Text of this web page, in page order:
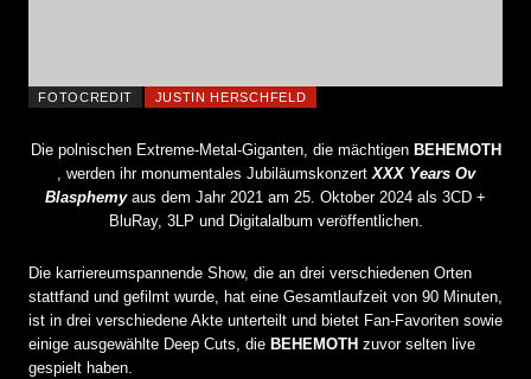
FOTOCREDIT JUSTIN HERSCHFELD
Die polnischen Extreme-Metal-Giganten, die mächtigen BEHEMOTH
, werden ihr monumentales Jubiläumskonzert XXX Years Ov
Blasphemyaus dem Jahr 2021 am 25. Oktober 2024 als 3CD +
BluRay, 3LP und Digitalalbum veröffentlichen.
Die karriereumspannende Show, die an drei verschiedenen Orten
stattfand und gefilmt wurde, hat eine Gesamtlaufzeit von 90 Minuten,
ist in drei verschiedene Akte unterteilt und bietet Fan-Favoriten sowie
einige ausgewählte Deep Cuts, die BEHEMOTH zuvor selten live
gespielt haben.